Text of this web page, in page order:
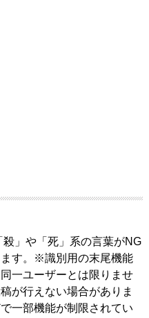
」や「死」系の言葉がNG
す。※識別用の末尾機能
一ユーザーとは限りませ
が行えない場合がありま
一部機能が制限されてい